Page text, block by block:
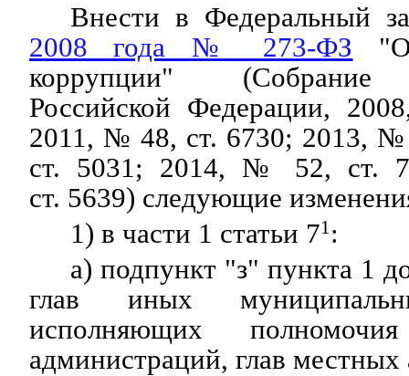
Внести в Федеральный
2008 года № 273-ФЗ "О
коррупции" (Собрание
Российской Федерации,
2011, № 48, ст. 6730; 2013,
ст. 5031; 2014, № 52, ст.
ст. 5639) следующие
1) в части 1 статьи 71 :
а) подпункт "з" пункта 1
глав иных
исполняющих
администраций, глав